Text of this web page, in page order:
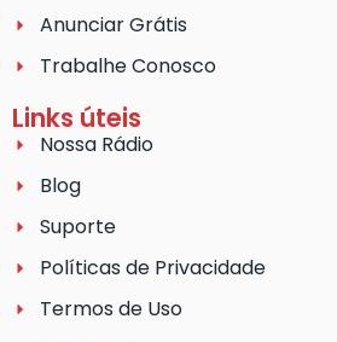
Anunciar Grátis
Trabalhe Conosco
Links úteis
Nossa Rádio
Blog
Suporte
Políticas de Privacidade
Termos de Uso